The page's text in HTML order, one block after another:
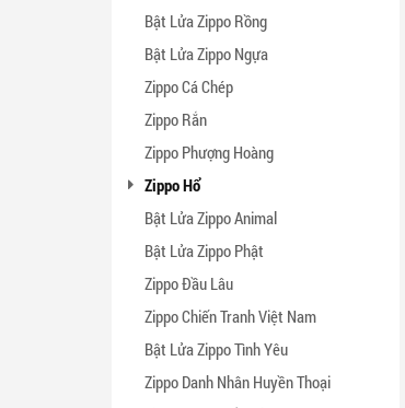
Bật Lửa Zippo Rồng
Bật Lửa Zippo Ngựa
Zippo Cá Chép
Zippo Rắn
Zippo Phượng Hoàng
Zippo Hổ
Bật Lửa Zippo Animal
Bật Lửa Zippo Phật
Zippo Đầu Lâu
Zippo Chiến Tranh Việt Nam
Bật Lửa Zippo Tình Yêu
Zippo Danh Nhân Huyền Thoại